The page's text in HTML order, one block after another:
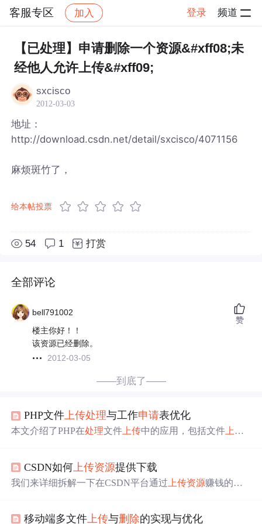
客服专区 加入 登录 频道
社区 客服专区 帖子详情
【已处理】申请删除一个资源&#xff08;未
经他人允许上传&#xff09;
sxcisco
2012-03-03
地址：
http://download.csdn.net/detail/sxcisco/4071156
麻烦斑竹了，
给本帖投票
54 1 打赏
全部评论
bell791002
楼主你好！！
该资源已经删除。
2012-03-05
赞
——到底了——
PHP文件上传处理与工作申请表优化
本文介绍了PHP在处理文件 上传中的应用，包括文件 上传
示了如何结合实际应用场景，如工作
这些文件处理技术。
CSDN如何 上传资源提供下载
我们来详细拆解一下在CSDN平台通过 上传资源赚钱的具
坑。移动端多文件 上传与删除的实现与优化